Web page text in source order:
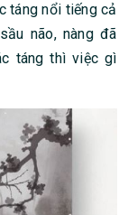
táng nổi tiếng cả
não, nàng đã
táng thì việc gì